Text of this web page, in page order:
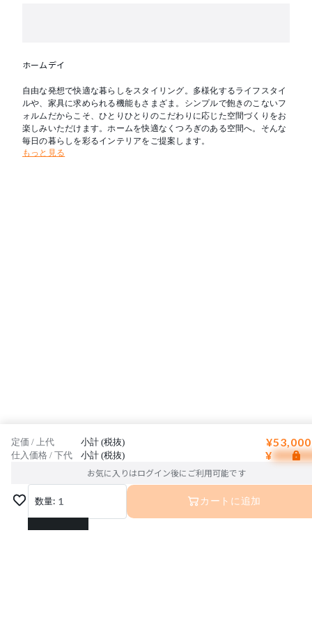
ホームデイ
自由な発想で快適な暮らしをスタイリング。多様化するライフスタイ
ルや、家具に求められる機能もさまざま。シンプルで飽きのこないフ
ォルムだからこそ、ひとりひとりのこだわりに応じた空間づくりをお
楽しみいただけます。ホームを快適なくつろぎのある空間へ。そんな
毎日の暮らしを彩るインテリアをご提案します。
もっと見る
定価 / 上代 小計 (税抜)
仕入価格 / 下代 小計 (税抜) ¥
お気に入りはログイン後にご利用可能です
数量: 1
1
カートに追加